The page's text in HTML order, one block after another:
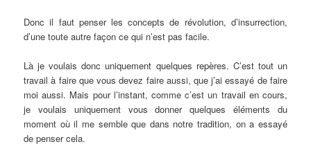
Donc il faut penser les concepts de révolution, d’insurrection,
d’une toute autre façon ce qui n’est pas facile.
Là je voulais donc uniquement quelques repères. C’est tout un
travail à faire que vous devez faire aussi, que j’ai essayé de faire
moi aussi. Mais pour l’instant, comme c’est un travail en cours,
je voulais uniquement vous donner quelques éléments du
moment où il me semble que dans notre tradition, on a essayé
de penser cela.